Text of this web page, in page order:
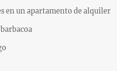
en un apartamento de alquiler